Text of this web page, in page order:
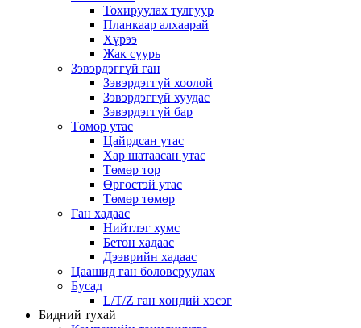
Тохируулах тулгуур
Планкаар алхаарай
Хүрээ
Жак суурь
Зэвэрдэггүй ган
Зэвэрдэггүй хоолой
Зэвэрдэггүй хуудас
Зэвэрдэггүй бар
Төмөр утас
Цайрдсан утас
Хар шатаасан утас
Төмөр тор
Өргөстэй утас
Төмөр төмөр
Ган хадаас
Нийтлэг хумс
Бетон хадаас
Дээврийн хадаас
Цаашид ган боловсруулах
Бусад
L/T/Z ган хөндий хэсэг
Бидний тухай